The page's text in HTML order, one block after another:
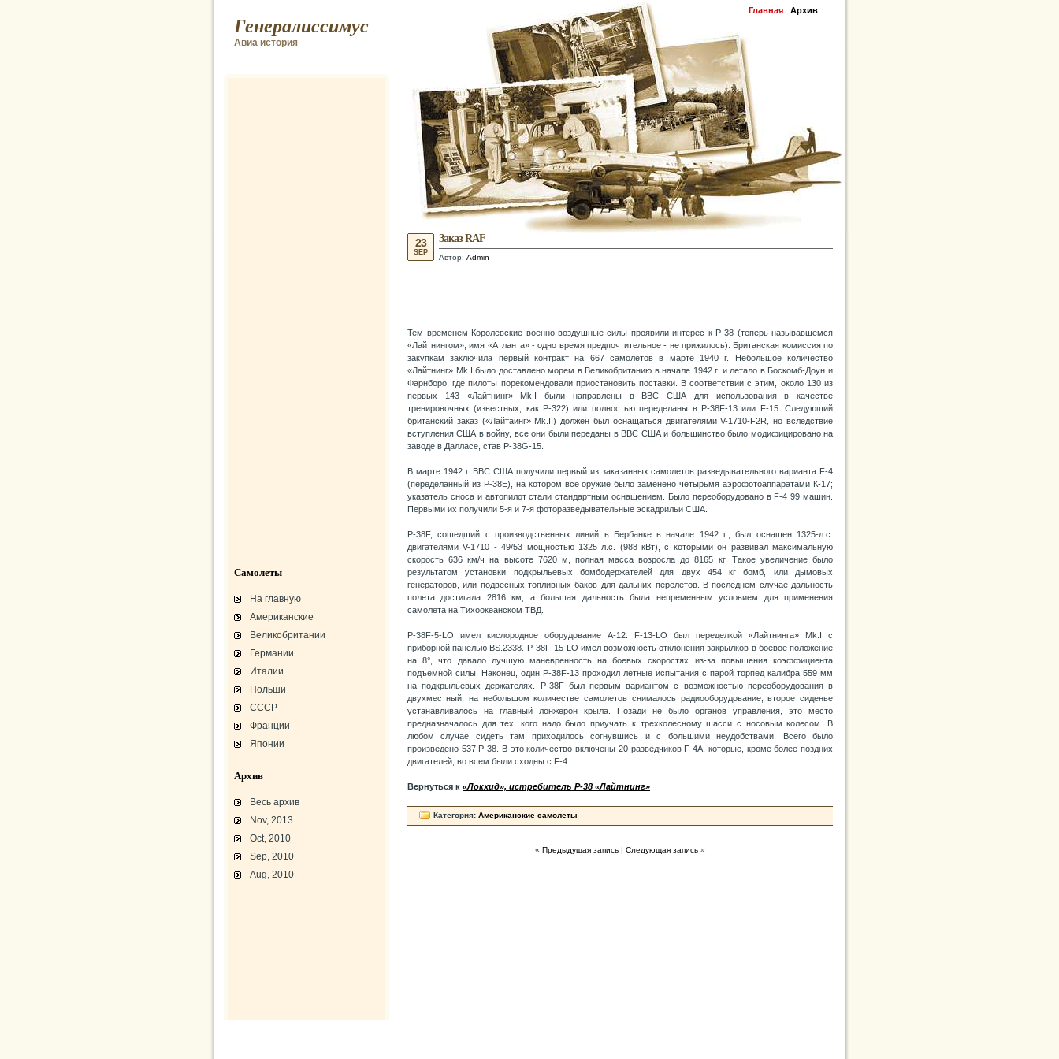
Генералиссимус
Авиа история
Главная Архив
Заказ RAF
Автор: Admin
23
SEP
Тем временем Королевские военно-воздушные силы проявили интерес к Р-38 (теперь называвшемся
«Лайтнингом», имя «Атланта» - одно время предпочтительное - не прижилось). Британская комиссия по
закупкам заключила первый контракт на 667 самолетов в марте 1940 г. Небольшое количество
«Лайтнинг» Mk.I было доставлено морем в Великобританию в начале 1942 г. и летало в Боскомб-Доун и
Фарнборо, где пилоты порекомендовали приостановить поставки. В соответствии с этим, около 130 из
первых 143 «Лайтнинг» Mk.I были направлены в ВВС США для использования в качестве
тренировочных (известных, как Р-322) или полностью переделаны в P-38F-13 или F-15. Следующий
британский заказ («Лайтаинг» Mk.II) должен был оснащаться двигателями V-1710-F2R, но вследствие
вступления США в войну, все они были переданы в ВВС США и большинство было модифицировано на
заводе в Далласе, став P-38G-15.
В марте 1942 г. ВВС США получили первый из заказанных самолетов разведывательного варианта F-4
(переделанный из Р-38Е), на котором все оружие было заменено четырьмя аэрофотоаппаратами К-17;
указатель сноса и автопилот стали стандартным оснащением. Было переоборудовано в F-4 99 машин.
Первыми их получили 5-я и 7-я фоторазведывательные эскадрильи США.
P-38F, сошедший с производственных линий в Бербанке в начале 1942 г., был оснащен 1325-л.с.
двигателями V-1710 - 49/53 мощностью 1325 л.с. (988 кВт), с которыми он развивал максимальную
скорость 636 км/ч на высоте 7620 м, полная масса возросла до 8165 кг. Такое увеличение было
результатом установки подкрыльевых бомбодержателей для двух 454 кг бомб, или дымовых
генераторов, или подвесных топливных баков для дальних перелетов. В последнем случае дальность
полета достигала 2816 км, а большая дальность была непременным условием для применения
самолета на Тихоокеанском ТВД.
P-38F-5-LO имел кислородное оборудование А-12. F-13-LO был переделкой «Лайтнинга» Mk.I с
приборной панелью BS.2338. P-38F-15-LO имел возможность отклонения закрылков в боевое положение
на 8°, что давало лучшую маневренность на боевых скоростях из-за повышения коэффициента
подъемной силы. Наконец, один P-38F-13 проходил летные испытания с парой торпед калибра 559 мм
на подкрыльевых держателях. P-38F был первым вариантом с возможностью переоборудования в
двухместный: на небольшом количестве самолетов снималось радиооборудование, второе сиденье
устанавливалось на главный лонжерон крыла. Позади не было органов управления, это место
предназначалось для тех, кого надо было приучать к трехколесному шасси с носовым колесом. В
любом случае сидеть там приходилось согнувшись и с большими неудобствами. Всего было
произведено 537 Р-38. В это количество включены 20 разведчиков F-4A, которые, кроме более поздних
двигателей, во всем были сходны с F-4.
Вернуться к «Локхид», истребитель Р-38 «Лайтнинг»
Категория: Американские самолеты
« Предыдущая запись | Следующая запись »
Самолеты
На главную
Американские
Великобритании
Германии
Италии
Польши
СССР
Франции
Японии
Архив
Весь архив
Nov, 2013
Oct, 2010
Sep, 2010
Aug, 2010